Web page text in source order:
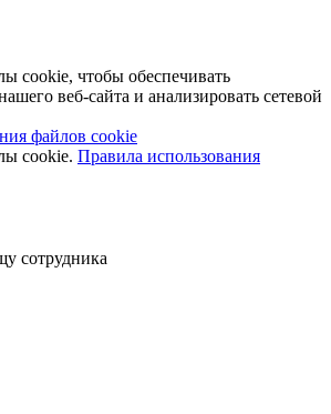
cookie, чтобы обеспечивать
веб-сайта и анализировать сетевой
файлов cookie
cookie. Правила использования
сотрудника